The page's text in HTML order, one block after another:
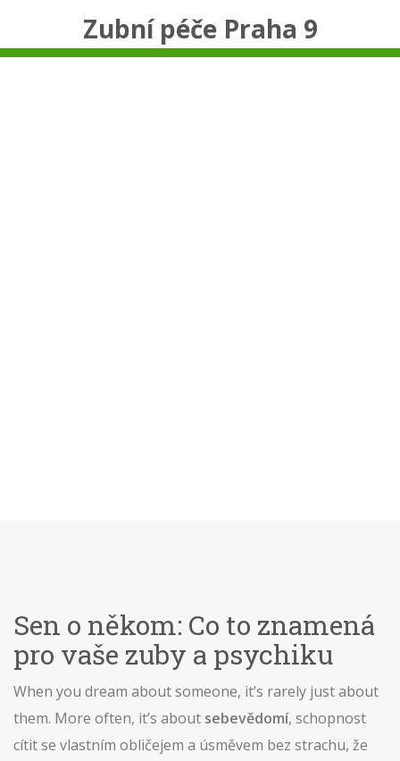
Zubní péče Praha 9
Sen o někom: Co to znamená
pro vaše zuby a psychiku
When you dream about someone, it’s rarely just about
them. More often, it’s about sebevědomí, schopnost
cítit se vlastním obličejem a úsměvem bez strachu, že